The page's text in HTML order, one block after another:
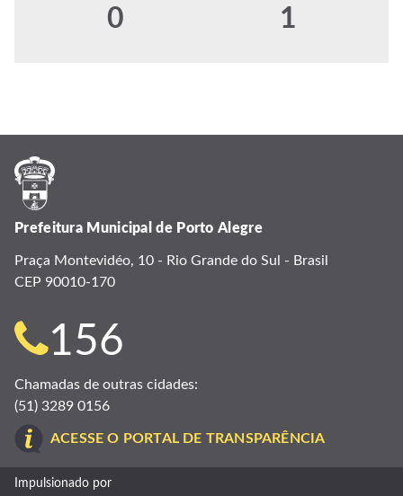
0 1
Prefeitura Municipal de Porto Alegre
Praça Montevidéo, 10 - Rio Grande do Sul - Brasil
CEP 90010-170
Telefone
para
contato:
156
Chamadas de outras cidades:
(51) 3289 0156
ACESSE O PORTAL DE TRANSPARÊNCIA
Impulsionado por